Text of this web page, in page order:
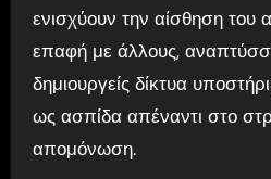
ενισχύουν την αίσθηση του
επαφή με άλλους,
δημιουργείς δίκτυα
ως ασπίδα απέναντι στο
απομόνωση.